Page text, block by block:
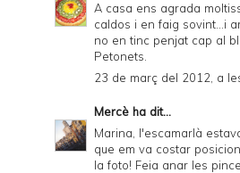
A casa ens agrada
caldos i en faig sovint...i
no en tinc penjat cap al
Petonets.
23 de març del 2012, a
Mercè ha dit...
Marina, l'escamarlà
que em va costar
la foto! Feia anar les